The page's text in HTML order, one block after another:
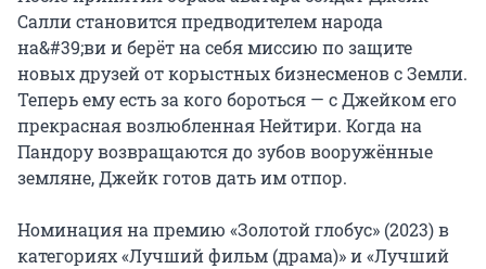
Салли становится предводителем народа
на&#39;ви и берёт на себя миссию по защите
новых друзей от корыстных бизнесменов с Земли.
Теперь ему есть за кого бороться — с Джейком его
прекрасная возлюбленная Нейтири. Когда на
Пандору возвращаются до зубов вооружённые
земляне, Джейк готов дать им отпор.
Номинация на премию «Золотой глобус» (2023) в
категориях «Лучший фильм (драма)» и «Лучший